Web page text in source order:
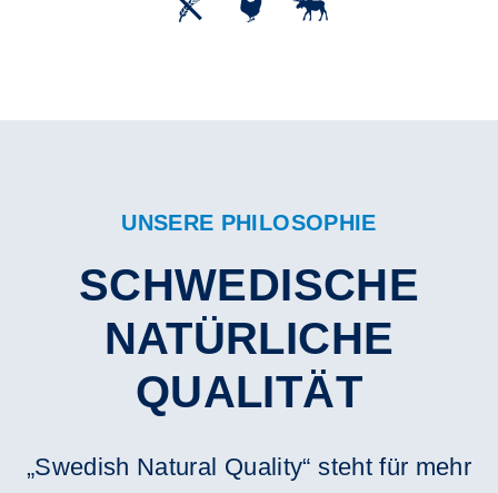
UNSERE PHILOSOPHIE
SCHWEDISCHE
NATÜRLICHE
QUALITÄT
„Swedish Natural Quality“ steht für mehr